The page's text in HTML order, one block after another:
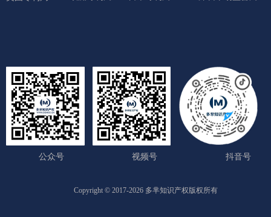
公众号 视频号 抖音号
Copyright © 2017-2026 多芈知识产权版权所有